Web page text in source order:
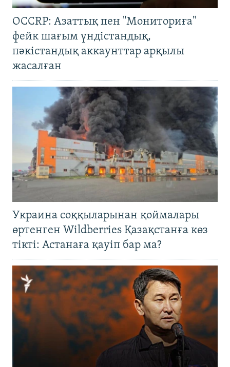
OCCRP: Азаттық пен "Мониториға"
фейк шағым үндістандық,
пәкістандық аккаунттар арқылы
жасалған
Украина соққыларынан қоймалары
өртенген Wildberries Қазақстанға көз
тікті: Астанаға қауіп бар ма?